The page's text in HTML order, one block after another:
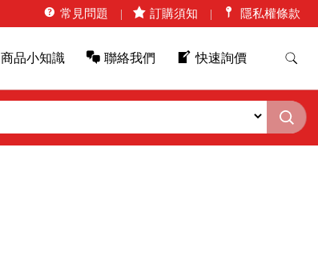
常見問題 訂購須知 隱私權條款
商品小知識 聯絡我們 快速詢價